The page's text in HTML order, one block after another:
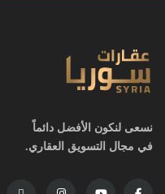
نسعى لنكون الأفضل دائماً
في مجال التسويق العقاري.